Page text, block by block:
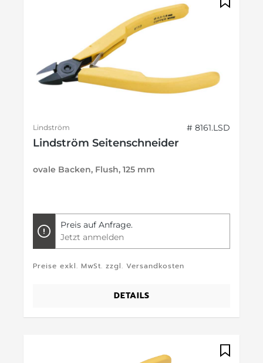
Lindström # 8161.LSD
Lindström Seitenschneider
ovale Backen, Flush, 125 mm
Preis auf Anfrage.
Jetzt anmelden
Preise exkl. MwSt. zzgl. Versandkosten
DETAILS